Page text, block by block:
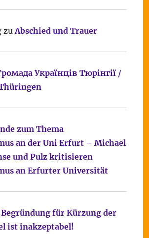
zuAbschied und Trauer
Українців Тюрінгії /
zum Thema
an der Uni Erfurt – Michael
und Pulz kritisieren
an Erfurter Universität
Begründung für Kürzung der
ist inakzeptabel!